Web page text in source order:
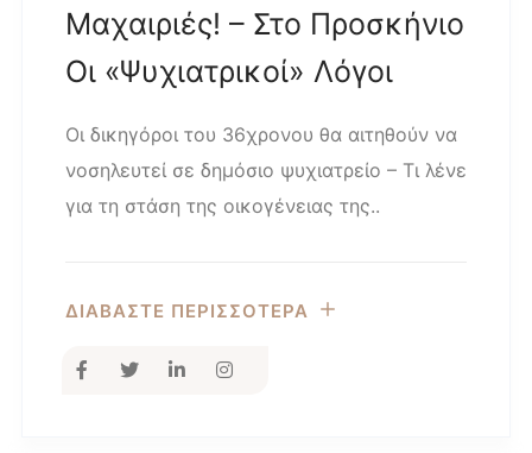
Μαχαιριές! – Στο Προσκήνιο
Οι «ψυχιατρικοί» Λόγοι
Οι δικηγόροι του 36χρονου θα αιτηθούν να
νοσηλευτεί σε δημόσιο ψυχιατρείο – Τι λένε
για τη στάση της οικογένειας της..
ΔΙΑΒΑΣΤΕ ΠΕΡΙΣΣΟΤΕΡΑ